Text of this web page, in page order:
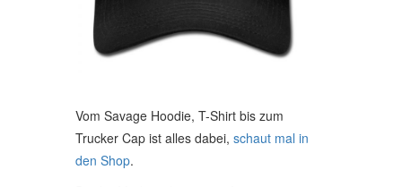
Vom Savage Hoodie, T-Shirt bis zum
Trucker Cap ist alles dabei, schaut mal in
den Shop.